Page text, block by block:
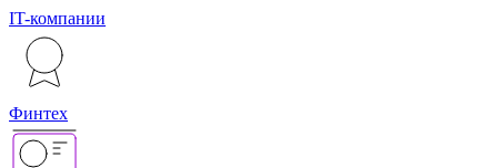
IT-компании
Финтех